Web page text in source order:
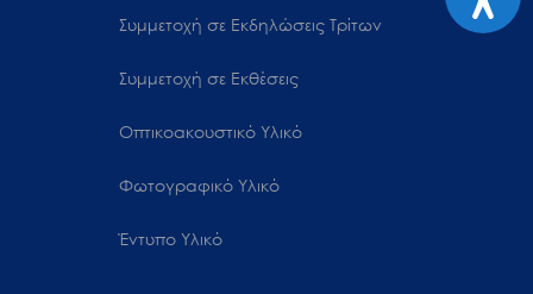
Συμμετοχή σε Εκδηλώσεις Τρίτων
Συμμετοχή σε Εκθέσεις
Οπτικοακουστικό Υλικό
Φωτογραφικό Υλικό
Έντυπο Υλικό